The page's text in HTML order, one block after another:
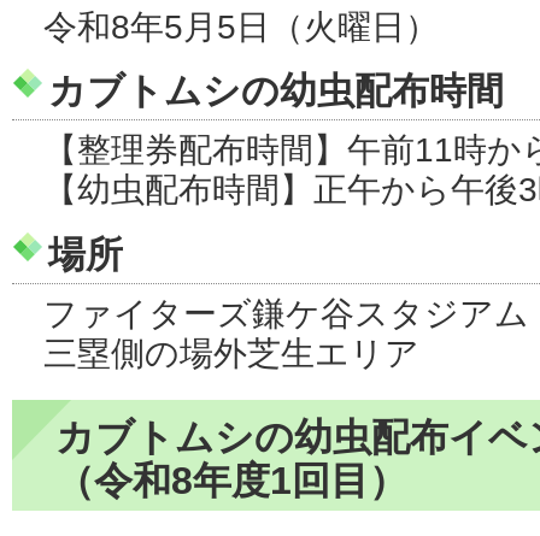
令和8年5月5日（火曜日）
カブトムシの幼虫配布時間
【整理券配布時間】午前11時
【幼虫配布時間】正午から午後
場所
ファイターズ鎌ケ谷スタジアム
三塁側の場外芝生エリア
カブトムシの幼虫配布イ
（令和8年度1回目）